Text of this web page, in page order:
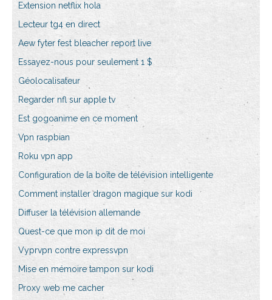
Extension netflix hola
Lecteur tg4 en direct
Aew fyter fest bleacher report live
Essayez-nous pour seulement 1 $
Géolocalisateur
Regarder nfl sur apple tv
Est gogoanime en ce moment
Vpn raspbian
Roku vpn app
Configuration de la boîte de télévision intelligente
Comment installer dragon magique sur kodi
Diffuser la télévision allemande
Quest-ce que mon ip dit de moi
Vyprvpn contre expressvpn
Mise en mémoire tampon sur kodi
Proxy web me cacher